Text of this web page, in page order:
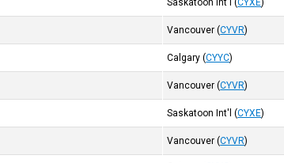
Saskatoon Int'l (CYXE)
Vancouver (CYVR)
Calgary (CYYC)
Vancouver (CYVR)
Saskatoon Int'l (CYXE)
Vancouver (CYVR)